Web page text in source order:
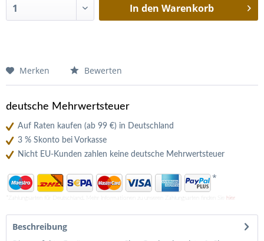
In den Warenkorb
Merken Bewerten
deutsche Mehrwertsteuer
Auf Raten kaufen (ab 99 €) in Deutschland
3 % Skonto bei Vorkasse
Nicht EU-Kunden zahlen keine deutsche Mehrwertsteuer
*
*Zahlungsarten für Deutschland. Mehr Informationen zu unseren Zahlungsarten finden Sie hier
Beschreibung